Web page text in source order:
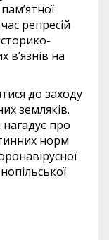
репресій
в’язнів на
до заходу
земляків.
про
норм